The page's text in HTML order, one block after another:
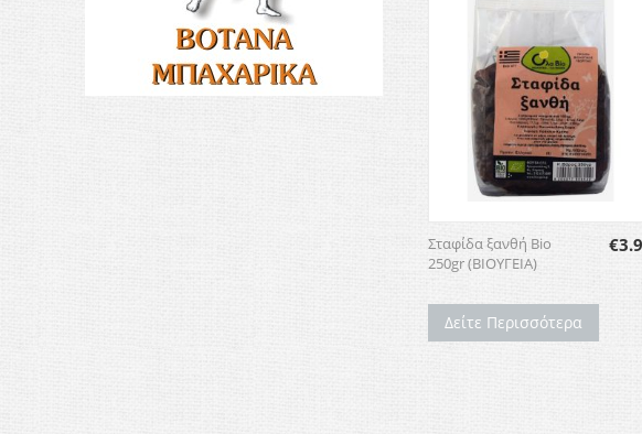
Σταφίδα ξανθή Bio
250gr (ΒΙΟΥΓΕΙΑ)
€
Δείτε Περισσότερα